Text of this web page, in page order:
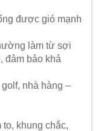
được gió mạnh
làm từ sợi
đảm bảo khả
nhà hàng –
to, khung chắc,